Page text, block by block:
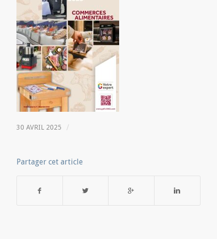
30 AVRIL 2025 /
Partager cet article